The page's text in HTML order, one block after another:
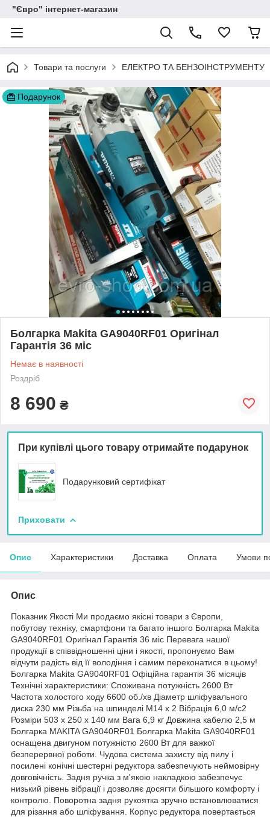
"Євро" інтернет-магазин
Товари та послуги ЕЛЕКТРО ТА БЕНЗОІНСТРУМЕНТУ
Подарунок
Болгарка Makita GA9040RF01 Оригінал
Гарантія 36 міс
Немає в наявності
Роздріб
8 690 ₴
При купівлі цього товару отримайте подарунок
Подарунковий сертифікат
Приховати
Опис Характеристики Доставка Оплата Умови
Опис
Показник Якості Ми продаємо якісні товари з Європи,
побутову техніку, смартфони та багато іншого Болгарка Makita
GA9040RF01 Оригінал Гарантія 36 міс Перевага нашої
продукції в співвідношенні ціни і якості, пропонуємо Вам
відчути радість від її володіння і самим переконатися в цьому!
Болгарка Makita GA9040RF01 Офіційна гарантія 36 місяців
Технічні характеристики: Споживана потужність 2600 Вт
Частота холостого ходу 6600 об./хв Діаметр шліфувального
диска 230 мм Різьба на шпинделі M14 x 2 Вібрація 6,0 м/с2
Розміри 503 х 250 х 140 мм Вага 6,9 кг Довжина кабелю 2,5 м
Болгарка MAKITA GA9040RF01 Болгарка Makita GA9040RF01
оснащена двигуном потужністю 2600 Вт для важкої
безперервної роботи. Чудова система захисту від пилу і
посилені конічні шестерні редуктора забезпечують неймовірну
довговічність. Задня ручка з м'якою накладкою забезпечує
низький рівень вібрації і дозволяє досягти більшого комфорту і
контролю. Поворотна задня рукоятка зручно встановлюватися
для різання або шліфування. Корпус редуктора повертається